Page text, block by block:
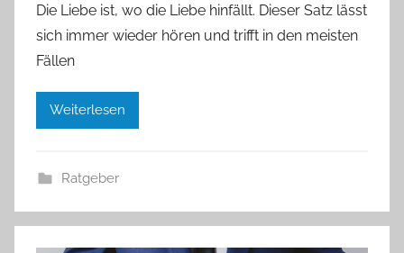
Die Liebe ist, wo die Liebe hinfällt. Dieser Satz lässt
sich immer wieder hören und trifft in den meisten
Fällen
Weiterlesen
Ratgeber